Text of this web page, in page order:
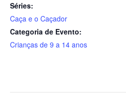
Séries:
Caça e o Caçador
Categoria de Evento:
Crianças de 9 a 14 anos